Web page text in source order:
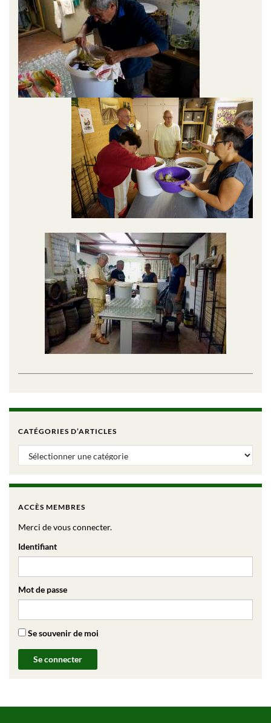
CATÉGORIES D’ARTICLES
Catégories d’articles
ACCÈS MEMBRES
Merci de vous connecter.
Identifiant
Mot de passe
Se souvenir de moi